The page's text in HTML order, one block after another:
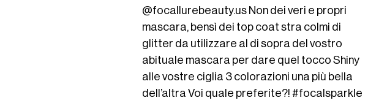
@focallurebeauty.us Non dei veri e propri
mascara, bensì dei top coat stra colmi di
glitter da utilizzare al di sopra del vostro
abituale mascara per dare quel tocco Shiny
alle vostre ciglia 3 colorazioni una più bella
dell’altra Voi quale preferite?!#focalsparkle